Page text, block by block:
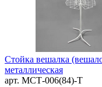
Стойка вешалка
металлическая
арт. MСТ-006(84)-Т